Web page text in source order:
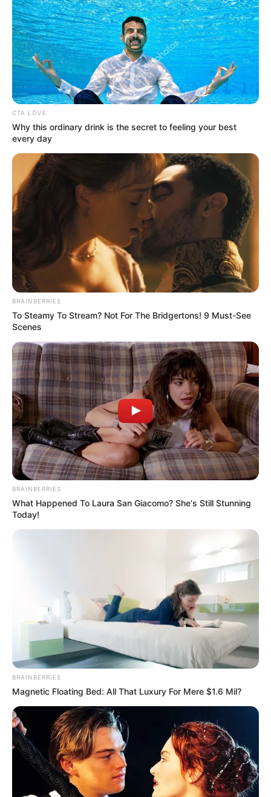
CTA LOVE
Why this ordinary drink is the secret to feeling your best
every day
BRAINBERRIES
To Steamy To Stream? Not For The Bridgertons! 9 Must-See
Scenes
BRAINBERRIES
What Happened To Laura San Giacomo? She's Still Stunning
Today!
BRAINBERRIES
Magnetic Floating Bed: All That Luxury For Mere $1.6 Mil?